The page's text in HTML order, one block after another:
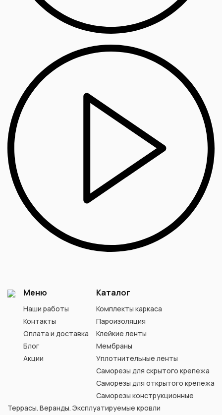
Меню
Наши работы
Контакты
Оплата и доставка
Блог
Акции
Каталог
Комплекты каркаса
Пароизоляция
Клейкие ленты
Мембраны
Уплотнительные ленты
Саморезы для скрытого крепежа
Саморезы для открытого крепежа
Саморезы конструкционные
Террасы. Веранды. Эксплуатируемые кровли